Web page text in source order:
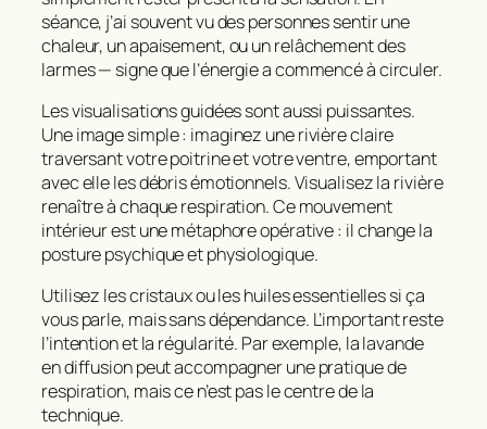
séance, j’ai souvent vu des personnes sentir une
chaleur, un apaisement, ou un relâchement des
larmes — signe que l’énergie a commencé à circuler.
Les visualisations guidées sont aussi puissantes.
Une image simple : imaginez une rivière claire
traversant votre poitrine et votre ventre, emportant
avec elle les débris émotionnels. Visualisez la rivière
renaître à chaque respiration. Ce mouvement
intérieur est une métaphore opérative : il change la
posture psychique et physiologique.
Utilisez les cristaux ou les huiles essentielles si ça
vous parle, mais sans dépendance. L’important reste
l’intention et la régularité. Par exemple, la lavande
en diffusion peut accompagner une pratique de
respiration, mais ce n’est pas le centre de la
technique.